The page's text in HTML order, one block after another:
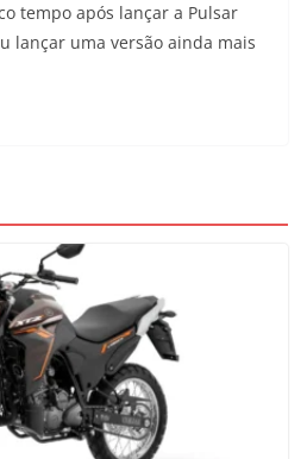
tempo após lançar a Pulsar
lançar uma versão ainda mais